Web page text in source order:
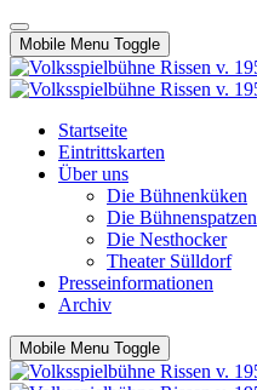
Mobile Menu Toggle
Startseite
Eintrittskarten
Über uns
Die Bühnenküken
Die Bühnenspatzen
Die Nesthocker
Theater Sülldorf
Presseinformationen
Archiv
Mobile Menu Toggle